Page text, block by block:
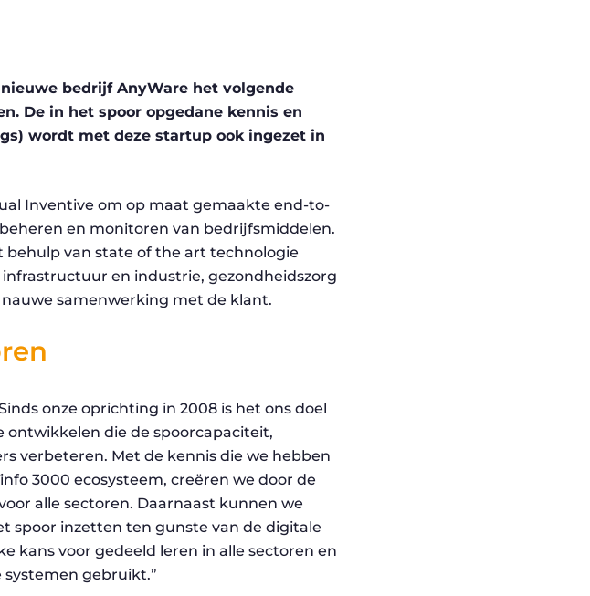
bedrijf AnyWare het volgende
De in het spoor opgedane kennis en
wordt met deze startup ook ingezet in
Inventive om op maat gemaakte end-to-
en monitoren van bedrijfsmiddelen.
van state of the art technologie
en industrie, gezondheidszorg
samenwerking met de klant.
onze oprichting in 2008 is het ons doel
die de spoorcapaciteit,
verbeteren. Met de kennis die we hebben
3000 ecosysteem, creëren we door de
alle sectoren. Daarnaast kunnen we
spoor inzetten ten gunste van de digitale
kans voor gedeeld leren in alle sectoren en
gebruikt.”